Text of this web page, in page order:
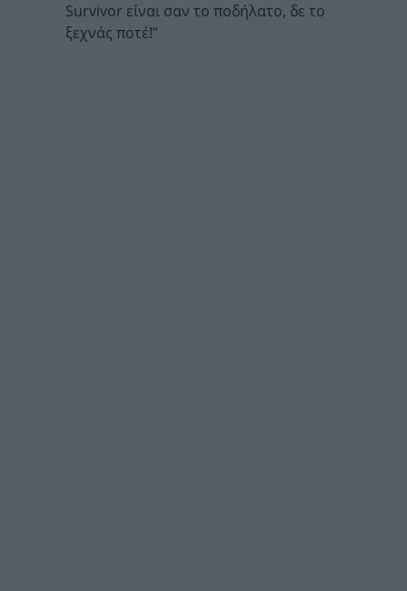
Survivor είναι σαν το ποδήλατο, δε το
ξεχνάς ποτέ!”